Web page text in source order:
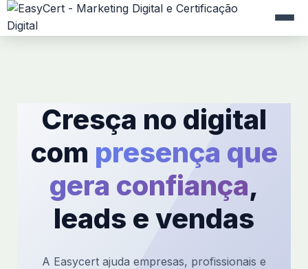
Cresça no digital
com presença que
gera confiança,
leads e vendas
A Easycert ajuda empresas, profissionais e